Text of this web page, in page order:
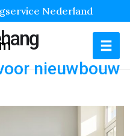
Nederland
nieuwbouw